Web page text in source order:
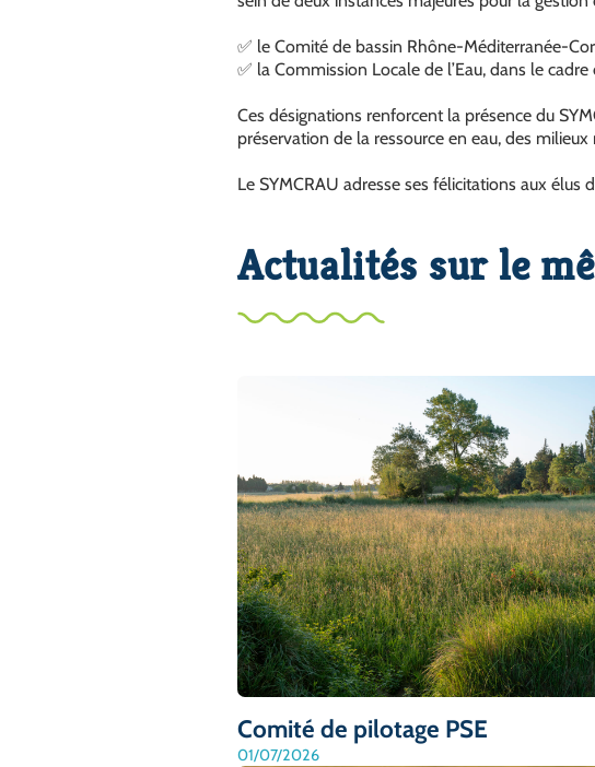
✅ le Comité de bassin Rhône-Méditerranée-
✅ la Commission Locale de l’Eau, dans le cadre
Ces désignations renforcent la présence du
préservation de la ressource en eau, des
Le SYMCRAU adresse ses félicitations aux élus
Actualités sur le
Comité de pilotage PSE
01/07/2026